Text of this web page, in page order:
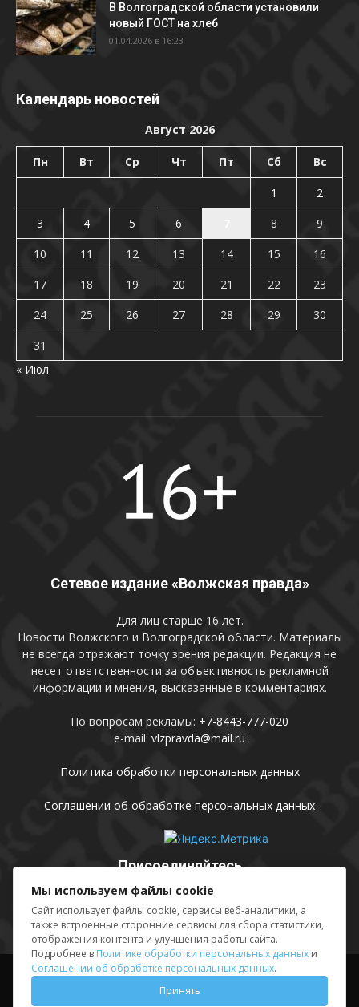
В Волгоградской области установили
новый ГОСТ на хлеб
01.04.2026 в 16:23
Календарь новостей
Август 2026
Пн Вт Ср Чт Пт Сб Вс
1
2
3
4 5 6 8
9
10
11 12 13 14 15
16
17
18 19 20 21 22
23
24
25 26 27 28 29
30
31
« Июл
Сетевое издание «Волжская правда»
Для лиц старше 16 лет.
Новости Волжского и Волгоградской области. Материалы
не всегда отражают точку зрения редакции. Редакция не
несет ответственности за объективность рекламной
информации и мнения, высказанные в комментариях.
По вопросам рекламы: +7-8443-777-020
e-mail: vlzpravda@mail.ru
Политика обработки персональных данных
Соглашении об обработке персональных данных
Присоединяйтесь
Выходные данные Sing in
© АМУ «Редакция газеты «Волжская правда», 2012-2026
Мы используем файлы cookie
Сайт использует файлы cookie, сервисы веб-аналитики, а
также встроенные сторонние сервисы для сбора статистики,
отображения контента и улучшения работы сайта.
Подробнее в Политике обработки персональных данных и
Соглашении об обработке персональных данных.
Принять